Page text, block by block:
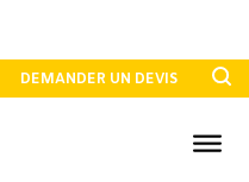
DEMANDER UN DEVIS